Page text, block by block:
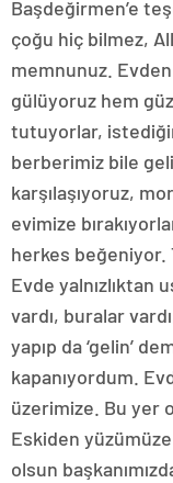
Başdeğirmen’e
çoğu hiç bilmez,
memnunuz.
gülüyoruz hem
tutuyorlar,
berberimiz bile
karşılaşıyoruz,
evimize
herkes beğeniyor.
Evde yalnızlıktan
vardı, buralar
yapıp da ‘gelin’
kapanıyordum.
üzerimize. Bu yer
Eskiden yüzümüze
olsun